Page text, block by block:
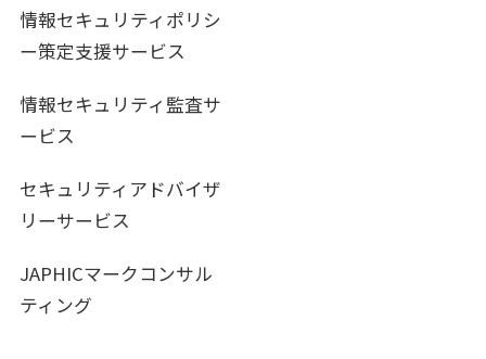
情報セキュリティポリシ
ー策定支援サービス
情報セキュリティ監査サ
ービス
セキュリティアドバイザ
リーサービス
JAPHICマークコンサル
ティング